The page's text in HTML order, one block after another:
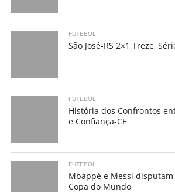
FUTEBOL
São José-RS 2×1 Treze,
FUTEBOL
História dos Confrontos
e Confiança-CE
FUTEBOL
Mbappé e Messi
Copa do Mundo